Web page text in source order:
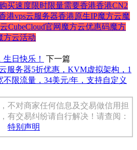
购买速度限时限量需要香港香港CN2
港vps云服务器香港原生IP魔方云魔
CubeCloud官网 魔方云优惠码魔方
方云活动
日快乐！
下一篇
服务器5折优惠，KVM虚拟架构，1
不限流量，34美元/年，支持自定义
不对商家任何信息及交易做信用担
有交易纠纷请自行解决！请查阅：
特别声明